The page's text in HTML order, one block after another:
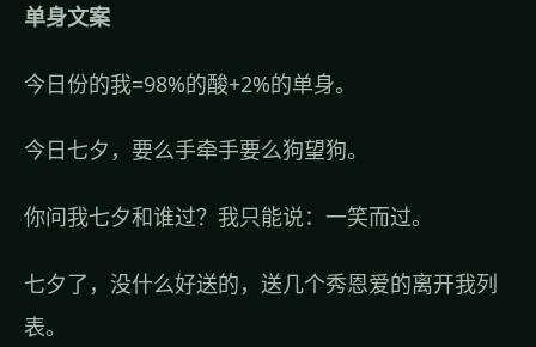
单身文案
今日份的我=98%的酸+2%的单身。
今日七夕，要么手牵手要么狗望狗。
你问我七夕和谁过？我只能说：一笑而过。
七夕了，没什么好送的，送几个秀恩爱的离开我列
表。